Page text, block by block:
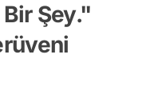
Şey."